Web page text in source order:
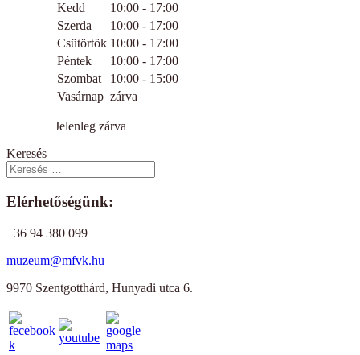
Kedd
10:00 - 17:00
Szerda
10:00 - 17:00
Csütörtök 10:00 - 17:00
Péntek
10:00 - 17:00
Szombat
10:00 - 15:00
Vasárnap zárva
Jelenleg zárva
Keresés
Elérhetőségünk:
+36 94 380 099
muzeum@mfvk.hu
9970 Szentgotthárd, Hunyadi utca 6.